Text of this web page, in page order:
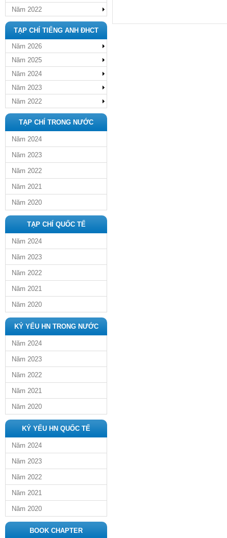
Năm 2022
TẠP CHÍ TIẾNG ANH ĐHCT
Năm 2026
Năm 2025
Năm 2024
Năm 2023
Năm 2022
TẠP CHÍ TRONG NƯỚC
Năm 2024
Năm 2023
Năm 2022
Năm 2021
Năm 2020
TẠP CHÍ QUỐC TẾ
Năm 2024
Năm 2023
Năm 2022
Năm 2021
Năm 2020
KỶ YẾU HN TRONG NƯỚC
Năm 2024
Năm 2023
Năm 2022
Năm 2021
Năm 2020
KỶ YẾU HN QUỐC TẾ
Năm 2024
Năm 2023
Năm 2022
Năm 2021
Năm 2020
BOOK CHAPTER